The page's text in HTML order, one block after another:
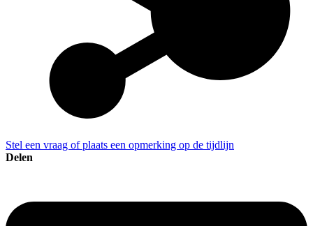
Stel een vraag of plaats een opmerking op de tijdlijn
Delen